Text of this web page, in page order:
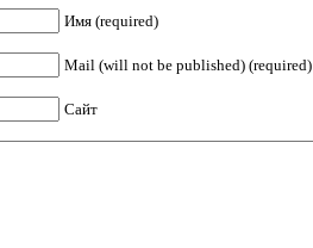
Имя (required)
Mail (will not be published) (required)
Сайт